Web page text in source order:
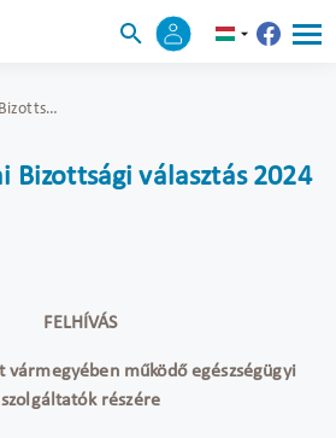
Vármegyei Etikai Bizottságok
Bizottsági választás 2024
FELHÍVÁS
vármegyében működő egészségügyi
szolgáltatók részére